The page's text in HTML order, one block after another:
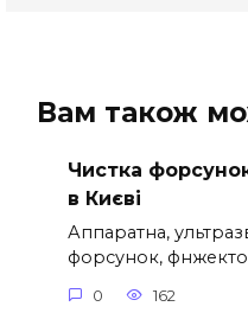
Вам також
Чистка
в Києві
Аппаратна,
форсунок,
0 162